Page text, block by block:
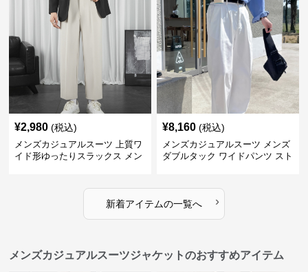
¥2,980 (税込)
メンズカジュアルスーツ 上質ワ
イド形ゆったりスラックス メン
¥8,160 (税込)
メンズカジュアルスーツ メンズ
ダブルタック ワイドパンツ スト
新着アイテムの一覧へ ›
メンズカジュアルスーツジャケットのおすすめアイテム